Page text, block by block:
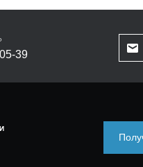
39